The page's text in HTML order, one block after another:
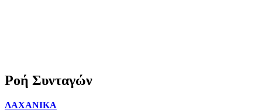
Ροή Συνταγών
ΛΑΧΑΝΙΚΑ